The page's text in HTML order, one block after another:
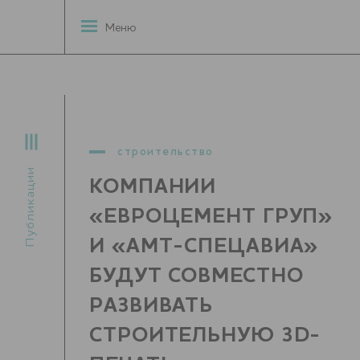
Публикации
Меню
строительство
КОМПАНИИ
«ЕВРОЦЕМЕНТ ГРУП»
И «АМТ-СПЕЦАВИА»
БУДУТ СОВМЕСТНО
РАЗВИВАТЬ
СТРОИТЕЛЬНУЮ 3D-